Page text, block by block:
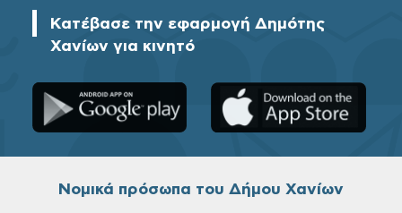
Κατέβασε την εφαρμογή Δημότης
Χανίων για κινητό
Νομικά πρόσωπα του Δήμου Χανίων